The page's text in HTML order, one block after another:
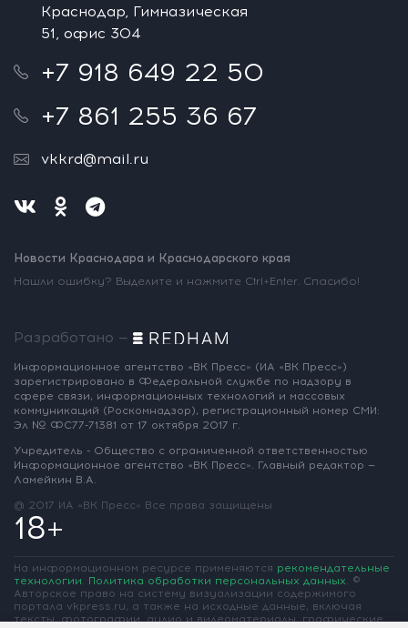
Краснодар, Гимназическая
51, офис 304
+7 918 649 22 50
+7 861 255 36 67
vkkrd@mail.ru
Новости Краснодара и Краснодарского края
Нашли ошибку? Выделите и нажмите Ctrl+Enter. Спасибо!
Разработано —
Информационное агентство «ВК Пресс» (ИА «ВК Пресс»)
зарегистрировано в Федеральной службе по надзору в
сфере связи, информационных технологий и массовых
коммуникаций (Роскомнадзор), регистрационный номер СМИ:
Эл № ФС77-71381 от 17 октября 2017 г.
Учредитель - Общество с ограниченной ответственностью
Информационное агентство «ВК Пресс». Главный редактор —
Ламейкин В.А.
@ 2017 ИА «ВК Пресс» Все права защищены
18+
На информационном ресурсе применяются рекомендательные
технологии. Политика обработки персональных данных. ©
Авторское право на систему визуализации содержимого
портала vkpress.ru, а также на исходные данные, включая
тексты, фотографии, аудио и видеоматериалы, графические